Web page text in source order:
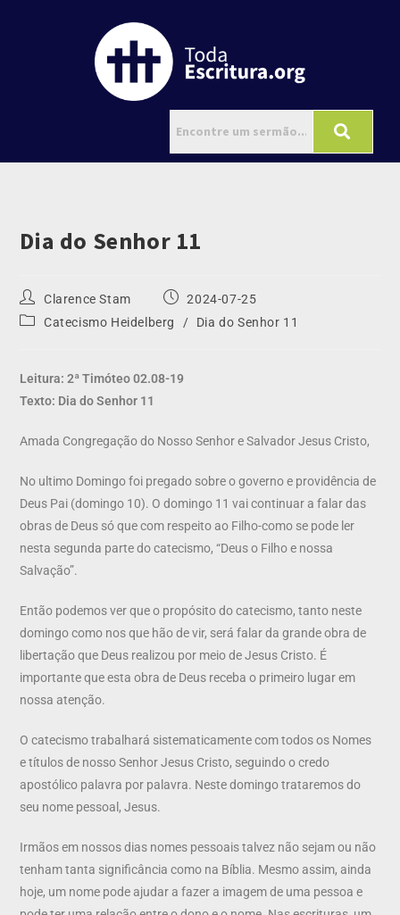
Dia do Senhor 11
Clarence Stam
2024-07-25
Catecismo Heidelberg
/ Dia do Senhor 11
Leitura: 2ª Timóteo 02.08-19
Texto: Dia do Senhor 11
Amada Congregação do Nosso Senhor e Salvador Jesus Cristo,
No ultimo Domingo foi pregado sobre o governo e providência de
Deus Pai (domingo 10). O domingo 11 vai continuar a falar das
obras de Deus só que com respeito ao Filho-como se pode ler
nesta segunda parte do catecismo, “Deus o Filho e nossa
Salvação”.
Então podemos ver que o propósito do catecismo, tanto neste
domingo como nos que hão de vir, será falar da grande obra de
libertação que Deus realizou por meio de Jesus Cristo. É
importante que esta obra de Deus receba o primeiro lugar em
nossa atenção.
O catecismo trabalhará sistematicamente com todos os Nomes
e títulos de nosso Senhor Jesus Cristo, seguindo o credo
apostólico palavra por palavra. Neste domingo trataremos do
seu nome pessoal, Jesus.
Irmãos em nossos dias nomes pessoais talvez não sejam ou não
tenham tanta significância como na Bíblia. Mesmo assim, ainda
hoje, um nome pode ajudar a fazer a imagem de uma pessoa e